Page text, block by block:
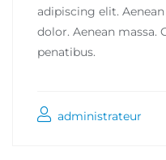
adipiscing elit.
dolor. Aenean massa.
penatibus.
administrateur